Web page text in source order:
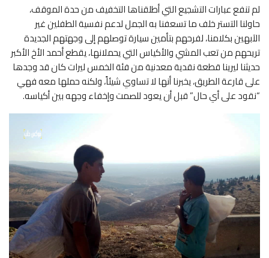
لم تنفع عبارات التشجيع التي أطلقناها التخفيف من حدة الموقف،
حاولنا التستر خلف ما تسعفنا به الجمل لدعم نفسية الطفلين غير
الآبهين بكلامنا، لفرحهم بتأمين سيارة توصلهم إلى وجهتهم الجديدة
تريحهم من تعب المشي والأكياس التي يحملانها، يقطع أحمد الأخ الأكبر
حديثنا ليرينا قطعة نقدية معدنية من فئة الخمس ليرات كان قد وجدها
على قارعة الطريق، يخبرنا أنها لا تساوي شيئاً، ولكنه حملها معه فهي
“نقود على أي حال” قبل أن يعود للصمت وإخفاء وجهه بين أكياسه.